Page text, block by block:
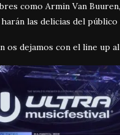
como Armin Van
las delicias del público
os dejamos con el line up